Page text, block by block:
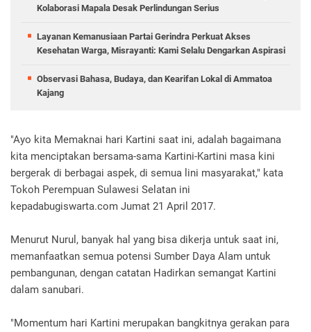
Kolaborasi Mapala Desak Perlindungan Serius
Layanan Kemanusiaan Partai Gerindra Perkuat Akses
Kesehatan Warga, Misrayanti: Kami Selalu Dengarkan Aspirasi
Observasi Bahasa, Budaya, dan Kearifan Lokal di Ammatoa
Kajang
"Ayo kita Memaknai hari Kartini saat ini, adalah bagaimana
kita menciptakan bersama-sama Kartini-Kartini masa kini
bergerak di berbagai aspek, di semua lini masyarakat," kata
Tokoh Perempuan Sulawesi Selatan ini
kepadabugiswarta.com Jumat 21 April 2017.
Menurut Nurul, banyak hal yang bisa dikerja untuk saat ini,
memanfaatkan semua potensi Sumber Daya Alam untuk
pembangunan, dengan catatan Hadirkan semangat Kartini
dalam sanubari.
"Momentum hari Kartini merupakan bangkitnya gerakan para